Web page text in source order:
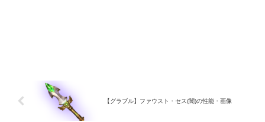
【グラブル】ファウスト・セス(闇)の性能・画像